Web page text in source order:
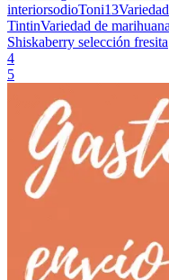
interiorsodioToni13
TintinVariedad de
Shiskaberry selección fresita